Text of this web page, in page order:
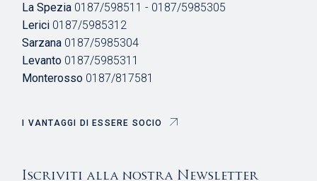
La Spezia 0187/598511 - 0187/5985305
Lerici 0187/5985312
Sarzana 0187/5985304
Levanto 0187/5985311
Monterosso 0187/817581
I VANTAGGI DI ESSERE SOCIO
Iscriviti alla nostra Newsletter